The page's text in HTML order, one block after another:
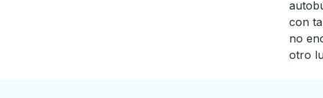
con
no
otro